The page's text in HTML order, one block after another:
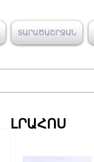
ՏԱՐԱԾԱՇՐՋԱՆ
ԼՐԱՀՈՍ